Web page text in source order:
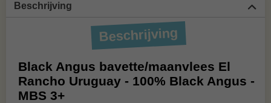
Beschrijving
Beschrijving
Black Angus bavette/maanvlees El
Rancho Uruguay - 100% Black Angus -
MBS 3+